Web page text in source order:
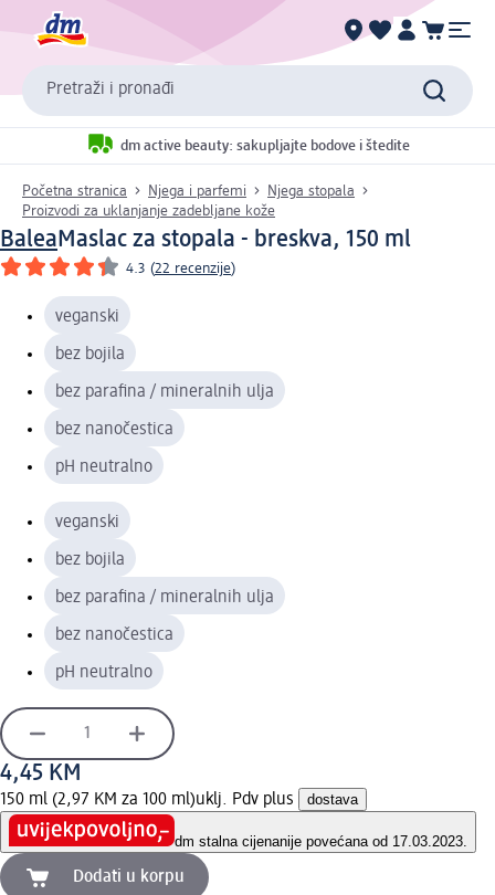
Pretraži i pronađi
dm active beauty: sakupljajte bodove i štedite
Početna stranica Njega i parfemi
Njega stopala
Proizvodi za uklanjanje zadebljane kože
BaleaMaslac za stopala - breskva, 150 ml
4.3 (22 recenzije)
veganski
bez bojila
bez parafina / mineralnih ulja
bez nanočestica
pH neutralno
veganski
bez bojila
bez parafina / mineralnih ulja
bez nanočestica
pH neutralno
4,45 KM
150 ml (2,97 KM za 100 ml)uklj. Pdv plus dostava
dm stalna cijenanije povećana od 17.03.2023.
Dodati u korpu